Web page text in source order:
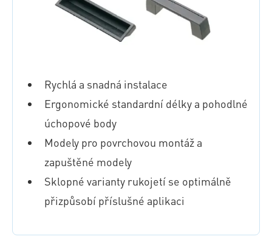
Rychlá a snadná instalace
Ergonomické standardní délky a pohodlné
úchopové body
Modely pro povrchovou montáž a
zapuštěné modely
Sklopné varianty rukojetí se optimálně
přizpůsobí příslušné aplikaci